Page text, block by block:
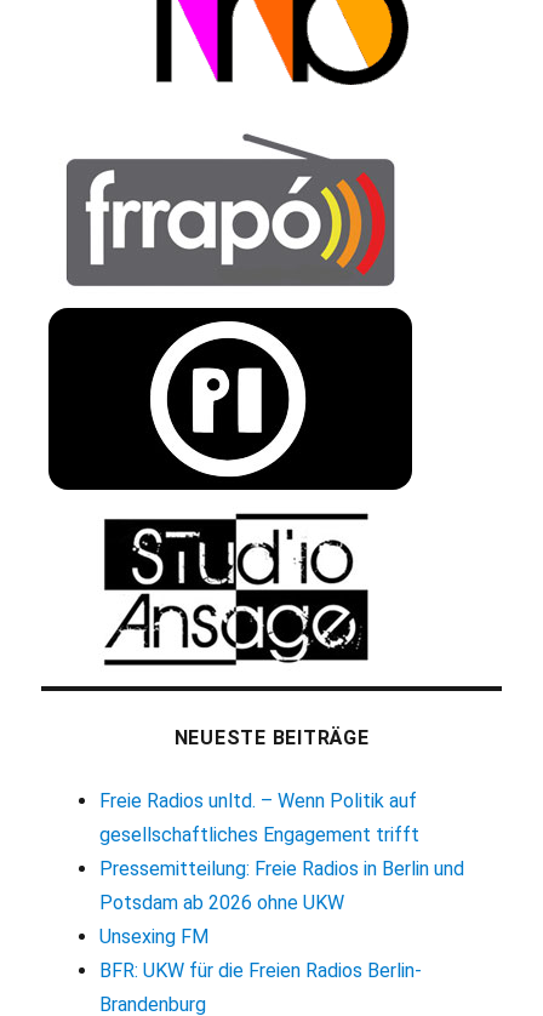
NEUESTE BEITRÄGE
Freie Radios unltd. – Wenn Politik auf
gesellschaftliches Engagement trifft
Pressemitteilung: Freie Radios in Berlin und
Potsdam ab 2026 ohne UKW
Unsexing FM
BFR: UKW für die Freien Radios Berlin-
Brandenburg